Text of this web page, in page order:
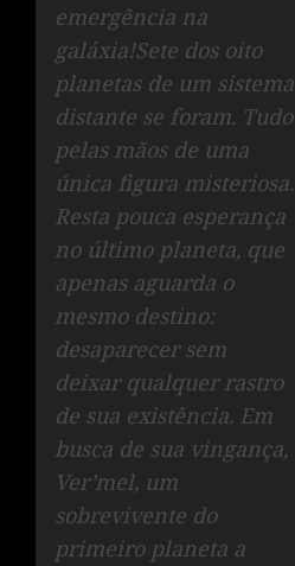
emergência na
galáxia!Sete dos oito
planetas de um sistema
distante se foram. Tudo
pelas mãos de uma
única figura misteriosa.
Resta pouca esperança
no último planeta, que
apenas aguarda o
mesmo destino:
desaparecer sem
deixar qualquer rastro
de sua existência. Em
busca de sua vingança,
Ver’mel, um
sobrevivente do
primeiro planeta a